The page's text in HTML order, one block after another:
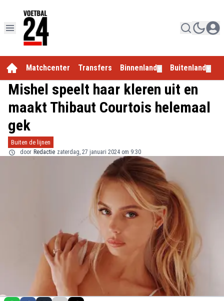
Matchcenter Transfers Binnenland Buitenland
Mishel speelt haar kleren uit en
maakt Thibaut Courtois helemaal
gek
Buiten de lijnen
door Redactie zaterdag, 27 januari 2024 om 9:30